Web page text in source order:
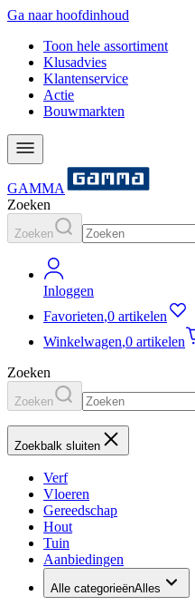
Ga naar hoofdinhoud
Toon hele assortiment
Klusadvies
Klantenservice
Actie
Bouwmarkten
GAMMA
Zoeken
Zoeken
Inloggen
Favorieten,0 artikelen
Winkelwagen,0 artikelen
Zoeken
Zoeken
Zoekbalk sluiten
Verf
Vloeren
Gereedschap
Hout
Tuin
Aanbiedingen
Alle categorieënAlles